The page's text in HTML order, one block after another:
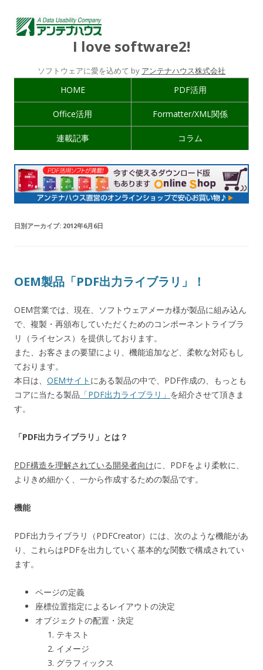
I love software2!
ソフトウェアに愛を込めて by アンテナハウス株式会社
HOME PDF活用
Office活用 Formatter/XML関係
連載記事 コラム
日別アーカイブ: 2012年6月6日
OEM製品「PDF出力ライブラリ」！
OEM営業では、現在、ソフトウェアメーカ様が製品に組み込ん
で、複製・再頒布していただくためのコンポーネントライブラ
リ（ライセンス）を提供しております。
また、お客さまの要望により、機能追加など、柔軟な対応もし
ております。
本日は、 OEMサイト にある製品の中で、PDF作成の、もっとも
コアに当たる製品 「PDF出力ライブラリ」 を紹介させて頂きま
す。
「PDF出力ライブラリ」とは？
PDF構造を理解されている開発者向けに、PDFをより柔軟に、
よりきめ細かく、一から作成するための製品です。
機能
PDF出力ライブラリ（PDFCreator）には、次のような機能があ
り、これらはPDFを出力していく基本的な関数で構成されてい
ます。
ページの定義
座標位置指定によるレイアウトの決定
オブジェクトの配置・決定
テキスト
イメージ
グラフィックス